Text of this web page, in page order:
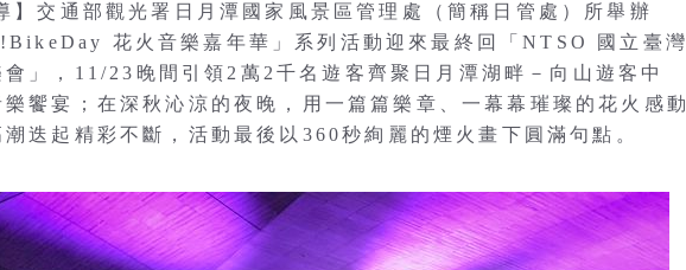
】交通部觀光署日月潭國家風景區管理處（簡稱日管處）所舉辦
花火音樂嘉年華」系列活動迎來最終回「NTSO 國立臺灣
」，11/23晚間引領2萬2千名遊客齊聚日月潭湖畔－向山遊客中
饗宴；在深秋沁涼的夜晚，用一篇篇樂章、一幕幕璀璨的花火感動
迭起精彩不斷，活動最後以360秒絢麗的煙火畫下圓滿句點。